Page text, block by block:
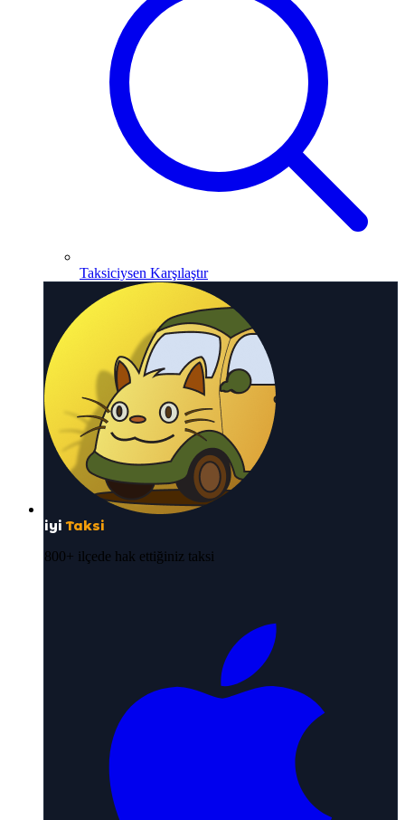
Taksiciysen Karşılaştır
iyi Taksi
800+ ilçede hak ettiğiniz taksi